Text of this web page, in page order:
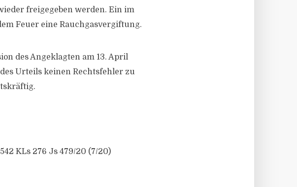
freigegeben werden. Ein im
Feuer eine Rauchgasvergiftung.
des Angeklagten am 13. April
Urteils keinen Rechtsfehler zu
KLs 276 Js 479/20 (7/20)